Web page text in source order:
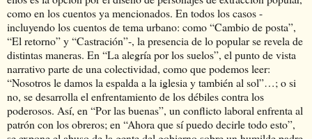
como en los cuentos ya mencionados. En todos los casos -
incluyendo los cuentos de tema urbano: como “Cambio de posta”,
“El retorno” y “Castración”-, la presencia de lo popular se revela de
distintas maneras. En “La alegría por los suelos”, el punto de vista
narrativo parte de una colectividad, como que podemos leer:
“Nosotros le damos la espalda a la iglesia y también al sol”…; o si
no, se desarrolla el enfrentamiento de los débiles contra los
poderosos. Así, en “Por las buenas”, un conflicto laboral enfrenta al
patrón con los obreros; en “Ahora que sí puedo decirle todo esto”,